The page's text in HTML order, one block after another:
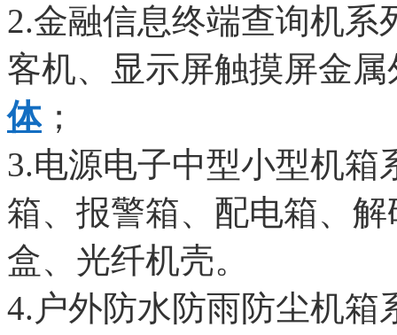
2.金融信息终端查询机
客机、显示屏触摸屏金
体 ；
3.电源电子中型小型机箱
箱、报警箱、配电箱、
盒、光纤机壳。
4.户外防水防雨防尘机箱